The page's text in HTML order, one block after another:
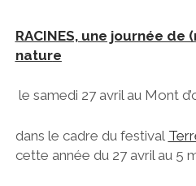
RACINES, une journée de
nature
le samedi 27 avril au Mont
dans le cadre du festival
cette année du 27 avril au 5